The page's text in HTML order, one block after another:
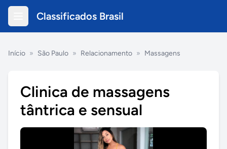
Classificados Brasil
Início » São Paulo » Relacionamento » Massagens
Clinica de massagens
tântrica e sensual